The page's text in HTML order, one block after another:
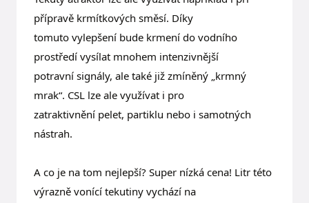
přípravě krmítkových směsí. Díky
tomuto vylepšení bude krmení do vodního
prostředí vysílat mnohem intenzivnější
potravní signály, ale také již zmíněný „krmný
mrak“. CSL lze ale využívat i pro
zatraktivnění pelet, partiklu nebo i samotných
nástrah.
A co je na tom nejlepší? Super nízká cena! Litr této
výrazně vonící tekutiny vychází na